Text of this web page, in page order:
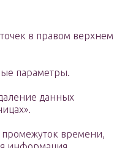
в правом верхнем
параметры.
данных
промежуток времени,